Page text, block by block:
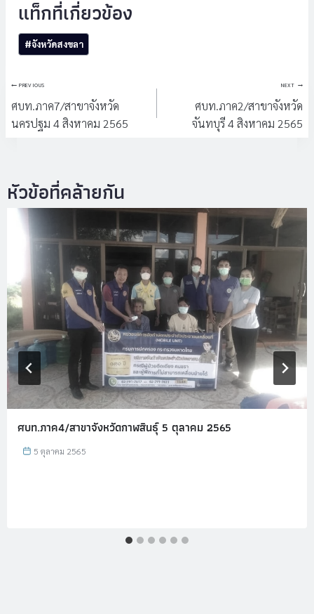
Post
Tags:
#จังหวัดสงขลา
แนะแนว
PREVIOUS
ศบท.ภาค7/สาขาจังหวัด
นครปฐม​ 4 สิงหาคม 2565
NEXT
ศบท.ภาค2/สาขาจังหวัด
จันทบุรี​ 4 สิงหาคม 2565
ศบท.ภาค4/สาขาจังหวัดกาฬสินธุ์ 5 ตุลาคม 2565
5 ตุลาคม 2565